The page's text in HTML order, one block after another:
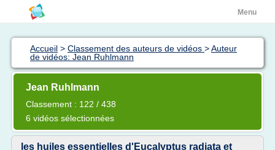
Menu
Accueil > Classement des auteurs de vidéos >Auteur
de vidéos: Jean Ruhlmann
Jean Ruhlmann
Classement : 122 / 438
6 vidéos sélectionnées
les huiles essentielles d'Eucalyptus radiata et